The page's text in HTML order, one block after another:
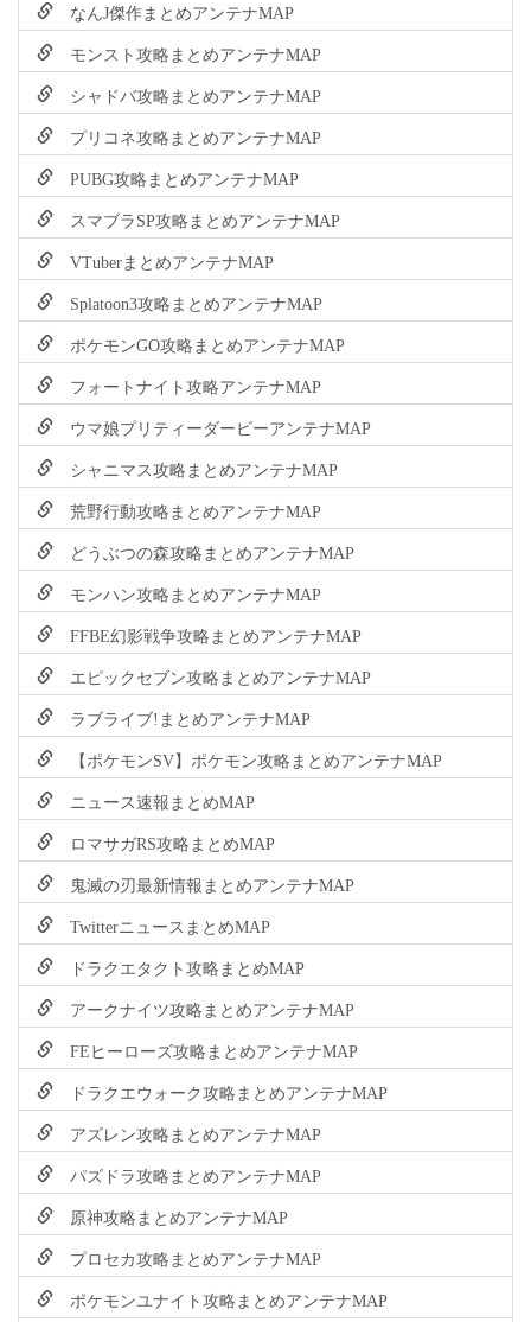
なんJ傑作まとめアンテナMAP
モンスト攻略まとめアンテナMAP
シャドバ攻略まとめアンテナMAP
プリコネ攻略まとめアンテナMAP
PUBG攻略まとめアンテナMAP
スマブラSP攻略まとめアンテナMAP
VTuberまとめアンテナMAP
Splatoon3攻略まとめアンテナMAP
ポケモンGO攻略まとめアンテナMAP
フォートナイト攻略アンテナMAP
ウマ娘プリティーダービーアンテナMAP
シャニマス攻略まとめアンテナMAP
荒野行動攻略まとめアンテナMAP
どうぶつの森攻略まとめアンテナMAP
モンハン攻略まとめアンテナMAP
FFBE幻影戦争攻略まとめアンテナMAP
エピックセブン攻略まとめアンテナMAP
ラブライブ!まとめアンテナMAP
【ポケモンSV】ポケモン攻略まとめアンテナMAP
ニュース速報まとめMAP
ロマサガRS攻略まとめMAP
鬼滅の刃最新情報まとめアンテナMAP
TwitterニュースまとめMAP
ドラクエタクト攻略まとめMAP
アークナイツ攻略まとめアンテナMAP
FEヒーローズ攻略まとめアンテナMAP
ドラクエウォーク攻略まとめアンテナMAP
アズレン攻略まとめアンテナMAP
パズドラ攻略まとめアンテナMAP
原神攻略まとめアンテナMAP
プロセカ攻略まとめアンテナMAP
ポケモンユナイト攻略まとめアンテナMAP